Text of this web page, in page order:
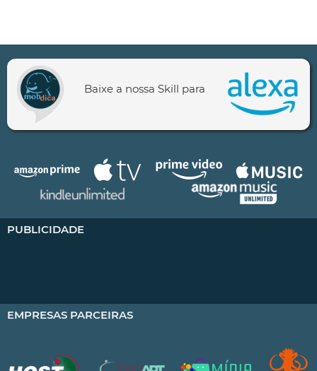
Baixe a nossa Skill para
PUBLICIDADE
EMPRESAS PARCEIRAS